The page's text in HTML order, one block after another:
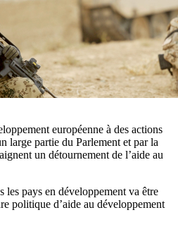
européenne à des actions
large partie du Parlement et par la
un détournement de l’aide au
les pays en développement va être
politique d’aide au développement